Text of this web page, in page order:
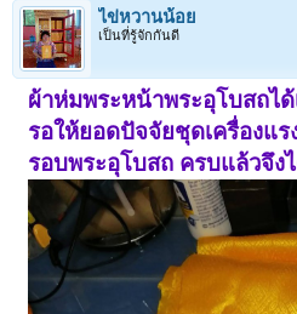
ไข่หวานน้อย
เป็นที่รู้จักกันดี
ผ้าห่มพระหน้าพระอุโบสถได้
รอให้ยอดปัจจัยชุดเครื่องแ
รอบพระอุโบสถ ครบแล้วจึง